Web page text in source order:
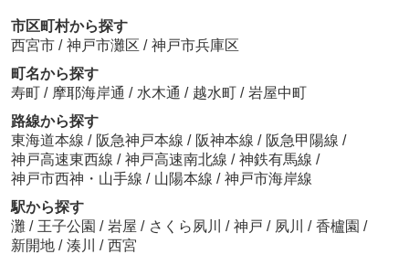
市区町村から探す
西宮市 / 神戸市灘区 / 神戸市兵庫区
町名から探す
寿町 / 摩耶海岸通 / 水木通 / 越水町 / 岩屋中町
路線から探す
東海道本線 / 阪急神戸本線 / 阪神本線 / 阪急甲陽線 /
神戸高速東西線 / 神戸高速南北線 / 神鉄有馬線 /
神戸市西神・山手線 / 山陽本線 / 神戸市海岸線
駅から探す
灘 / 王子公園 / 岩屋 / さくら夙川 / 神戸 / 夙川 / 香櫨園 /
新開地 / 湊川 / 西宮